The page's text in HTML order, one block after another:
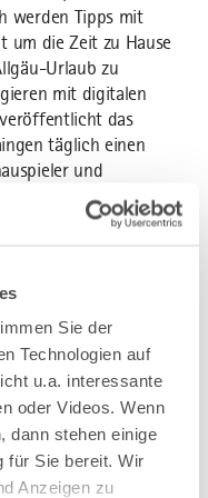
Sie der
Technologien auf
u.a. interessante
oder Videos. Wenn
dann stehen einige
für Sie bereit. Wir
Anzeigen zu
werden Tipps mit
um die Zeit zu Hause
Urlaub zu
mit digitalen
das
täglich einen
und
auch die Waldburg
beiden AutorenKobr
dem sich jeder
Wanderungen
Einzelhandel direkt
wirtschaftliche
Kurzarbeit